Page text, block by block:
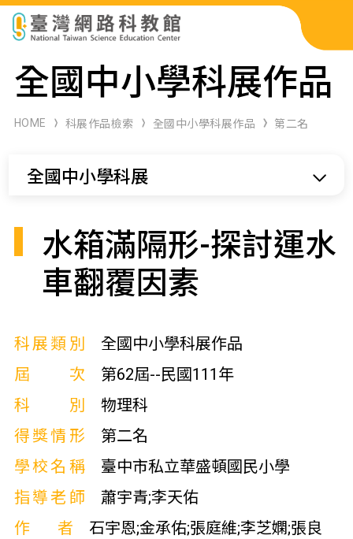
科展作品檢索
科學研習月刊
全國中小學科展作品
HOME 科展作品檢索 全國中小學科展作品 第二名
全國中小學科展
水箱滿隔形-探討運水
車翻覆因素
科展類別
全國中小學科展作品
屆次
第62屆--民國111年
科別
物理科
得獎情形
第二名
學校名稱
臺中市私立華盛頓國民小學
指導老師
蕭宇青;李天佑
作者
石宇恩;金承佑;張庭維;李芝嫻;張良